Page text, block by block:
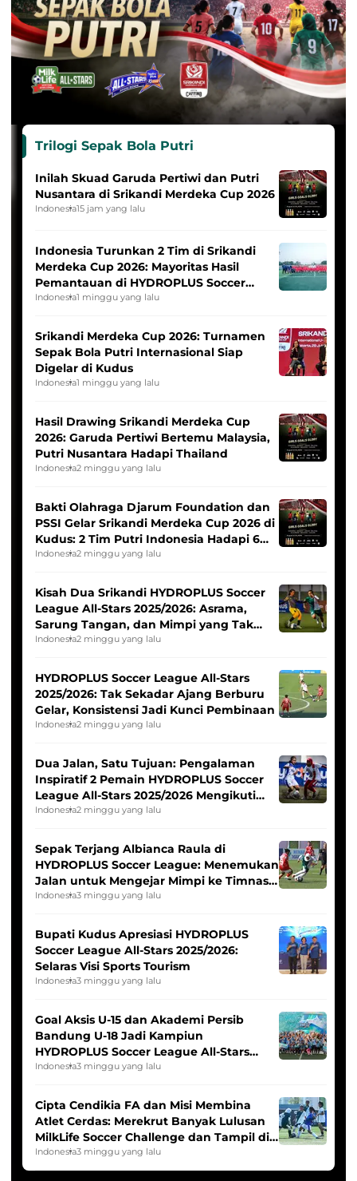
Trilogi Sepak Bola Putri
Inilah Skuad Garuda Pertiwi dan Putri
Nusantara di Srikandi Merdeka Cup 2026
Indonesia15 jam yang lalu
Indonesia Turunkan 2 Tim di Srikandi
Merdeka Cup 2026: Mayoritas Hasil
Pemantauan di HYDROPLUS Soccer
League
Indonesia1 minggu yang lalu
Srikandi Merdeka Cup 2026: Turnamen
Sepak Bola Putri Internasional Siap
Digelar di Kudus
Indonesia1 minggu yang lalu
Hasil Drawing Srikandi Merdeka Cup
2026: Garuda Pertiwi Bertemu Malaysia,
Putri Nusantara Hadapi Thailand
Indonesia2 minggu yang lalu
Bakti Olahraga Djarum Foundation dan
PSSI Gelar Srikandi Merdeka Cup 2026 di
Kudus: 2 Tim Putri Indonesia Hadapi 6
Tim Asia
Indonesia2 minggu yang lalu
Kisah Dua Srikandi HYDROPLUS Soccer
League All-Stars 2025/2026: Asrama,
Sarung Tangan, dan Mimpi yang Tak
Pernah Padam
Indonesia2 minggu yang lalu
HYDROPLUS Soccer League All-Stars
2025/2026: Tak Sekadar Ajang Berburu
Gelar, Konsistensi Jadi Kunci Pembinaan
Indonesia2 minggu yang lalu
Dua Jalan, Satu Tujuan: Pengalaman
Inspiratif 2 Pemain HYDROPLUS Soccer
League All-Stars 2025/2026 Mengikuti
Seleksi Timnas Indonesia Putri
Indonesia2 minggu yang lalu
Sepak Terjang Albianca Raula di
HYDROPLUS Soccer League: Menemukan
Jalan untuk Mengejar Mimpi ke Timnas
Indonesia Putri
Indonesia3 minggu yang lalu
Bupati Kudus Apresiasi HYDROPLUS
Soccer League All-Stars 2025/2026:
Selaras Visi Sports Tourism
Indonesia3 minggu yang lalu
Goal Aksis U-15 dan Akademi Persib
Bandung U-18 Jadi Kampiun
HYDROPLUS Soccer League All-Stars
2025/2026
Indonesia3 minggu yang lalu
Cipta Cendikia FA dan Misi Membina
Atlet Cerdas: Merekrut Banyak Lulusan
MilkLife Soccer Challenge dan Tampil di
HYDROPLUS Soccer League
Indonesia3 minggu yang lalu